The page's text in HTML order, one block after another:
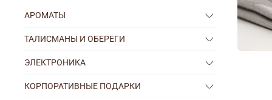
АРОМАТЫ
ТАЛИСМАНЫ И ОБЕРЕГИ
ЭЛЕКТРОНИКА
КОРПОРАТИВНЫЕ ПОДАРКИ